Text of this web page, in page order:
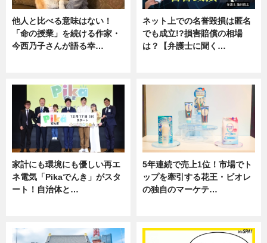
他人と比べる意味はない！
「命の授業」を続ける作家・
今西乃子さんが語る幸…
ネット上での名誉毀損は匿名
でも成立!?損害賠償の相場
は？【弁護士に聞く…
家計にも環境にも優しい再エ
ネ電気「Pikaでんき」がスタ
ート！自治体と…
5年連続で売上1位！市場でト
ップを牽引する花王・ビオレ
の独自のマーケテ…